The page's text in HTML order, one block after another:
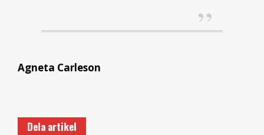
Agneta Carleson
Dela artikel